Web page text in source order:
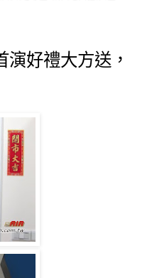
演好禮大方送，